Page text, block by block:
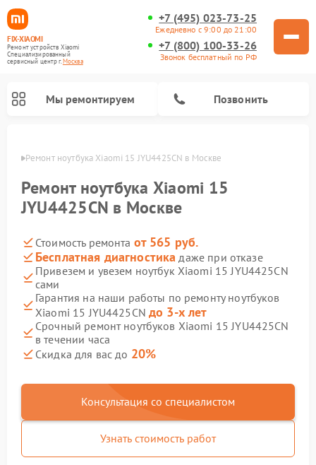
FIX-XIAOMI
Ремонт устройств Xiaomi
Специализированный
cервисный центр г.Москва
+7 (495) 023-73-25
Ежедневно с 9:00 до 21:00
+7 (800) 100-33-26
Звонок бесплатный по РФ
Мы ремонтируем Позвонить
Ремонт ноутбука Xiaomi 15 JYU4425CN в Москве
Ремонт ноутбука Xiaomi 15
JYU4425CN в Москве
Стоимость ремонта от 565 руб.
Бесплатная диагностика даже при отказе
Привезем и увезем ноутбук Xiaomi 15 JYU4425CN
сами
Гарантия на наши работы по ремонту ноутбуков
Xiaomi 15 JYU4425CN до 3-х лет
Срочный ремонт ноутбуков Xiaomi 15 JYU4425CN
в течении часа
Скидка для вас до 20%
Консультация со специалистом
Узнать стоимость работ